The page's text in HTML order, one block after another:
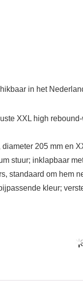
in het
XXL high
205 mm en
stuur; inklapbaar
standaard om hem
kleur;